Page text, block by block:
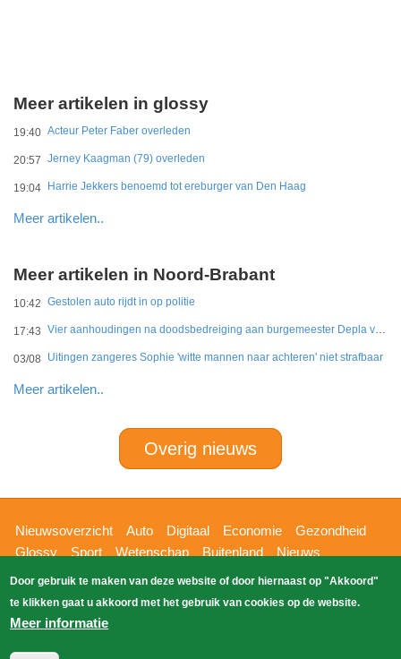
Meer artikelen in glossy
19:40 Acteur Peter Faber overleden
20:57 Jerney Kaagman (79) overleden
19:04 Harrie Jekkers benoemd tot ereburger van Den Haag
Meer artikelen..
Meer artikelen in Noord-Brabant
10:42 Gestolen auto rijdt in op politie
17:43 Vier aanhoudingen na doodsbedreiging aan burgemeester Depla van Breda
03/08 Uitingen zangeres Sophie 'witte mannen naar achteren' niet strafbaar
Meer artikelen..
Overig nieuws
Hoofdnavigatie
Nieuwsoverzicht Auto Digitaal Economie
Gezondheid
Glossy
Sport Wetenschap Buitenland
Nieuws
Bizzpress
Blik op 112 Provincies
Weekoverzicht
Zoeken
Copyright Blik Op Nieuws 2026gehost
Door gebruik te maken van deze website of door hiernaast op "Akkoord"
te klikken gaat u akkoord met het gebruik van cookies op de website.
Meer informatie